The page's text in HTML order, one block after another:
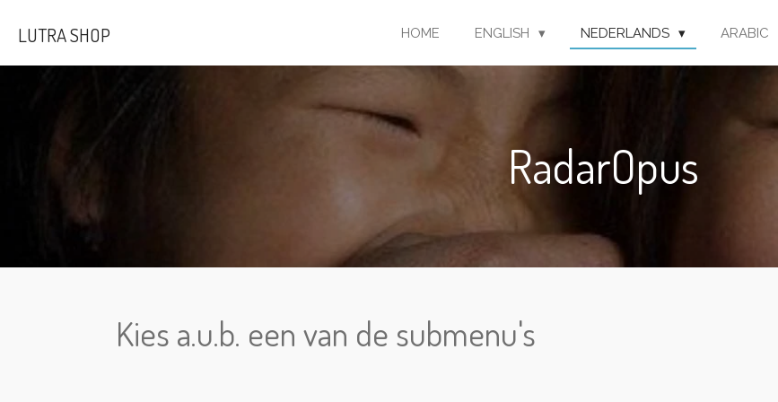
LUTRA SHOP HOME ENGLISH NEDERLANDS ARABIC
RadarOpus
Kies a.u.b. een van de submenu's